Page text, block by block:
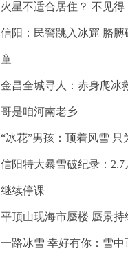
火星不适合居住？ 不见得
信阳：民警跳入冰窟 胳
童
金昌全城寻人：赤身爬冰
哥是咱河南老乡
“冰花”男孩：顶着风雪 只
信阳特大暴雪破纪录：
继续停课
平顶山现海市蜃楼 蜃景持
一路冰雪 幸好有你：雪中